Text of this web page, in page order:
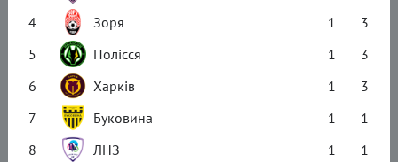
4
Зоря 1
3
5
Полісся 1
3
6
Харків 1
3
7
Буковина 1
1
8
ЛНЗ 1
1